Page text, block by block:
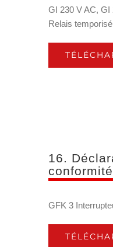
GI 230 V AC,
Relais temporisé
16.
conformité
GFK 3